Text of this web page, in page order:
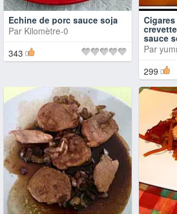
Echine de porc sauce soja
Par Kilomètre-0
343
sauce
Par
299